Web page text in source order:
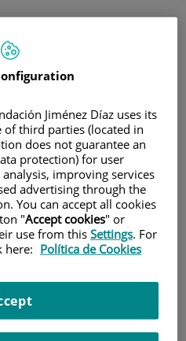
ASOCIADO AL
para
al
BMD
CM. Personal
Title
Research personnel associated
Jiménez Díaz uses its
third parties (located in
does not guarantee an
protection) for user
improving services
advertising through the
You can accept all cookies
"Accept cookies" or
use from this Settings. For
here: Política de Cookies